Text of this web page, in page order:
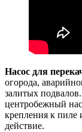
Насос для
огорода,
залитых
центробежный
крепления к
действие.